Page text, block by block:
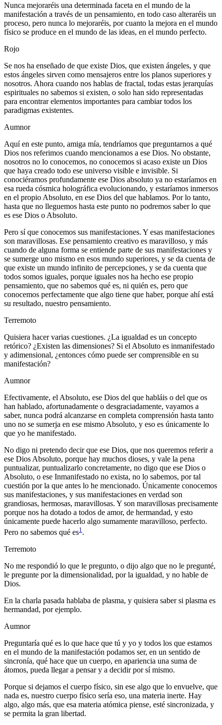
Nunca mejoraréis una determinada faceta en el mundo de la
manifestación a través de un pensamiento, en todo caso alteraréis un
proceso, pero nunca lo mejoraréis, por cuanto la mejora en el mundo
físico se produce en el mundo de las ideas, en el mundo perfecto.
Rojo
Se nos ha enseñado de que existe Dios, que existen ángeles, y que
estos ángeles sirven como mensajeros entre los planos superiores y
nosotros. Ahora cuando nos hablas de fractal, todas estas jerarquías
espirituales no sabemos si existen, o solo han sido representadas
para encontrar elementos importantes para cambiar todos los
paradigmas existentes.
Aumnor
Aquí en este punto, amiga mía, tendríamos que preguntarnos a qué
Dios nos referimos cuando mencionamos a ese Dios. No obstante,
nosotros no lo conocemos, no conocemos si acaso existe un Dios
que haya creado todo ese universo visible e invisible. Si
conociéramos profundamente ese Dios absoluto ya no estaríamos en
esa rueda cósmica holográfica evolucionando, y estaríamos inmersos
en el propio Absoluto, en ese Dios del que hablamos. Por lo tanto,
hasta que no lleguemos hasta este punto no podremos saber lo que
es ese Dios o Absoluto.
Pero sí que conocemos sus manifestaciones. Y esas manifestaciones
son maravillosas. Ese pensamiento creativo es maravilloso, y más
cuando de alguna forma se entiende parte de sus manifestaciones y
se sumerge uno mismo en esos mundo superiores, y se da cuenta de
que existe un mundo infinito de percepciones, y se da cuenta que
todos somos iguales, porque iguales nos ha hecho ese propio
pensamiento, que no sabemos qué es, ni quién es, pero que
conocemos perfectamente que algo tiene que haber, porque ahí está
su resultado, nuestro pensamiento.
Terremoto
Quisiera hacer varias cuestiones. ¿La igualdad es un concepto
retórico? ¿Existen las dimensiones? Si el Absoluto es inmanifestado
y adimensional, ¿entonces cómo puede ser comprensible en su
manifestación?
Aumnor
Efectivamente, el Absoluto, ese Dios del que habláis o del que os
han hablado, afortunadamente o desgraciadamente, vayamos a
saber, nunca podrá alcanzarse en completa comprensión hasta tanto
uno no se sumerja en ese mismo Absoluto, y eso es únicamente lo
que yo he manifestado.
No digo ni pretendo decir que ese Dios, que nos queremos referir a
ese Dios Absoluto, porque hay muchos dioses, y vale la pena
puntualizar, puntualizarlo concretamente, no digo que ese Dios o
Absoluto, o ese Inmanifestado no exista, no lo sabemos, por tal
cuestión por la que antes lo he mencionado. Únicamente conocemos
sus manifestaciones, y sus manifestaciones en verdad son
grandiosas, hermosas, maravillosas. Y son maravillosas precisamente
porque nos ha dotado a todos de amor, de hermandad, y esto
únicamente puede hacerlo algo sumamente maravilloso, perfecto.
Pero no sabemos qué es1 .
Terremoto
No me respondió lo que le pregunto, o dijo algo que no le pregunté,
le pregunte por la dimensionalidad, por la igualdad, y no hable de
Dios.
En la charla pasada hablaba de plasma, y quisiera saber si plasma es
hermandad, por ejemplo.
Aumnor
Preguntaría qué es lo que hace que tú y yo y todos los que estamos
en el mundo de la manifestación podamos ser, en un sentido de
sincronía, qué hace que un cuerpo, en apariencia una suma de
átomos, pueda llegar a pensar y a decidir por sí mismo.
Porque si dejamos el cuerpo físico, sin ese algo que lo envuelve, que
nada es, nuestro cuerpo físico sería eso, una materia inerte. Hay
algo, algo más, que esa materia atómica piense, esté sincronizada, y
se permita la gran libertad.